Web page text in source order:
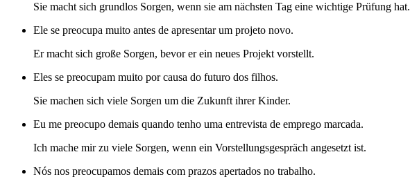
Sie macht sich grundlos Sorgen, wenn sie am nächsten Tag eine wichtige Prüfung hat.
Ele se preocupa muito antes de apresentar um projeto novo.
Er macht sich große Sorgen, bevor er ein neues Projekt vorstellt.
Eles se preocupam muito por causa do futuro dos filhos.
Sie machen sich viele Sorgen um die Zukunft ihrer Kinder.
Eu me preocupo demais quando tenho uma entrevista de emprego marcada.
Ich mache mir zu viele Sorgen, wenn ein Vorstellungsgespräch angesetzt ist.
Nós nos preocupamos demais com prazos apertados no trabalho.